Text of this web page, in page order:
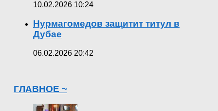
10.02.2026 10:24
Нурмагомедов защитит титул в
Дубае
06.02.2026 20:42
ГЛАВНОЕ ~